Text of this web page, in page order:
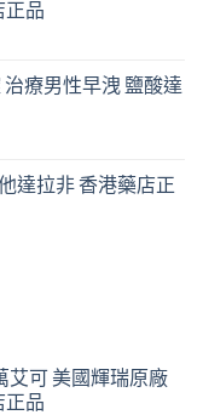
正品
療男性早洩 鹽酸達
達拉非 香港藥店正
艾可 美國輝瑞原廠
正品